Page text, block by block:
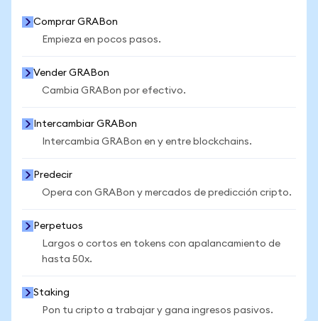
Comprar GRABon
Empieza en pocos pasos.
Vender GRABon
Cambia GRABon por efectivo.
Intercambiar GRABon
Intercambia GRABon en y entre blockchains.
Predecir
Opera con GRABon y mercados de predicción cripto.
Perpetuos
Largos o cortos en tokens con apalancamiento de
hasta 50x.
Staking
Pon tu cripto a trabajar y gana ingresos pasivos.